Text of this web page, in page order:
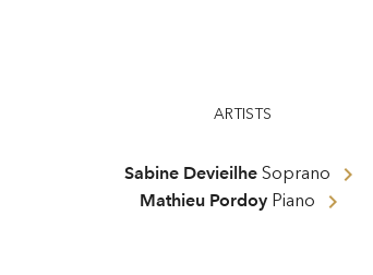
ARTISTS
Sabine Devieilhe Soprano
Mathieu Pordoy Piano